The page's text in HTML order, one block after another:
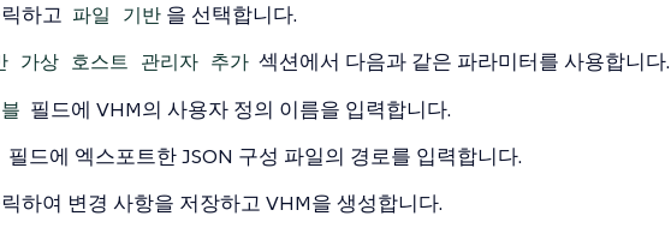
하고 파일 기반 을 선택합니다.
가상 호스트 관리자 추가 섹션에서 다음과 같은 파라미터를 사용합니다.
필드에 VHM의 사용자 정의 이름을 입력합니다.
필드에 엑스포트한 JSON 구성 파일의 경로를 입력합니다.
하여 변경 사항을 저장하고 VHM을 생성합니다.